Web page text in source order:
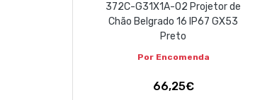
372C-G31X1A-02 Projetor de
Chão Belgrado 16 IP67 GX53
Preto
Por Encomenda
66,25€